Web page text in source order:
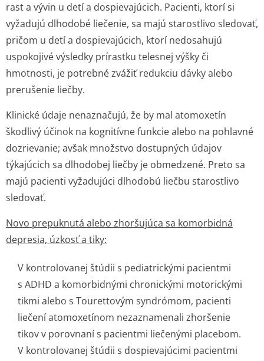
rast a vývin u detí a dospievajúcich. Pacienti, ktorí si
vyžadujú dlhodobé liečenie, sa majú starostlivo sledovať,
pričom u detí a dospievajúcich, ktorí nedosahujú
uspokojivé výsledky prírastku telesnej výšky či
hmotnosti, je potrebné zvážiť redukciu dávky alebo
prerušenie liečby.
Klinické údaje nenaznačujú, že by mal atomoxetín
škodlivý účinok na kognitívne funkcie alebo na pohlavné
dozrievanie; avšak množstvo dostupných údajov
týkajúcich sa dlhodobej liečby je obmedzené. Preto sa
majú pacienti vyžadujúci dlhodobú liečbu starostlivo
sledovať.
Novo prepuknutá alebo zhoršujúca sa komorbidná
depresia, úzkosť a tiky:
V kontrolovanej štúdii s pediatrickými pacientmi
s ADHD a komorbidnými chronickými motorickými
tikmi alebo s Tourettovým syndrómom, pacienti
liečení atomoxetínom nezaznamenali zhoršenie
tikov v porovnaní s pacientmi liečenými placebom.
V kontrolovanej štúdii s dospievajúcimi pacientmi